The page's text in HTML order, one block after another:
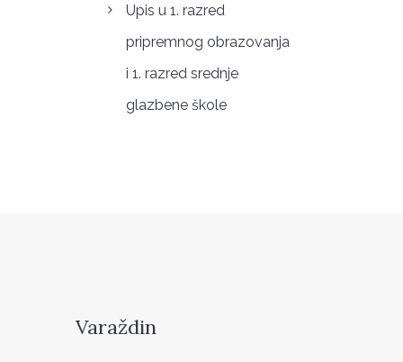
Upis u 1. razred
pripremnog obrazovanja
i 1. razred srednje
glazbene škole
Varaždin